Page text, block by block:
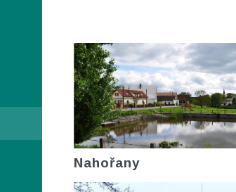
Nahořany